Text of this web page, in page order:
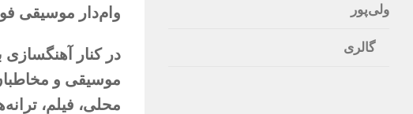
وام‌دار موسیقی
در کنار
موسیقی و
محلی، فیلم،
ولی‌پور
گالری